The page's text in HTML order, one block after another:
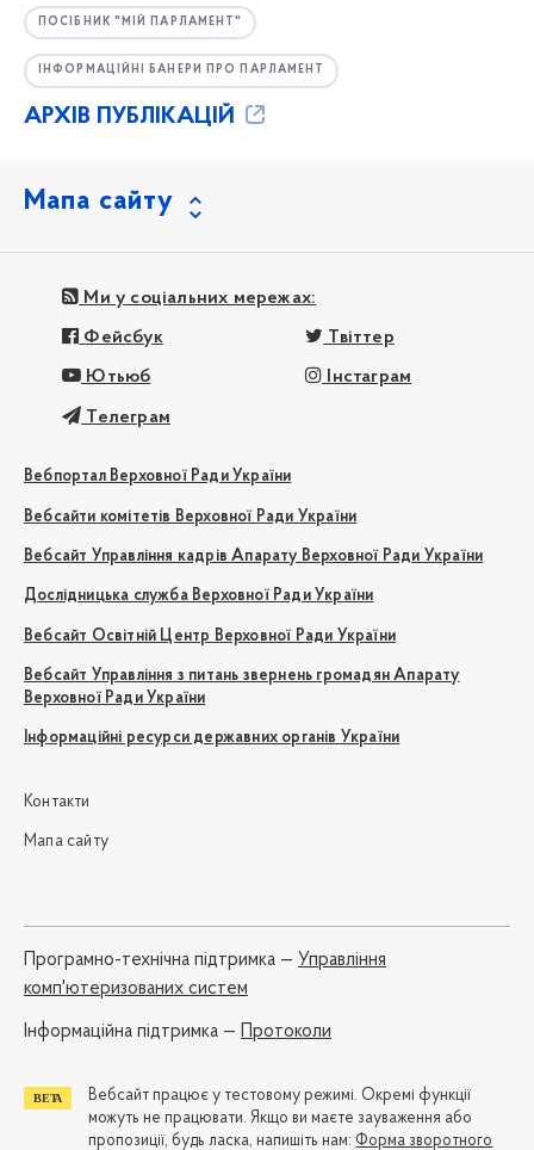
ПОСІБНИК "МІЙ ПАРЛАМЕНТ"
ІНФОРМАЦІЙНІ БАНЕРИ ПРО ПАРЛАМЕНТ
АРХІВ ПУБЛІКАЦІЙ
Мапа сайту
Ми у соціальних мережах:
Фейсбук Твіттер
Ютьюб Інстаграм
Телеграм
Вебпортал Верховної Ради України
Вебсайти комітетів Верховної Ради України
Вебсайт Управління кадрів Апарату Верховної Ради України
Дослідницька служба Верховної Ради України
Вебсайт Освітній Центр Верховної Ради України
Вебсайт Управління з питань звернень громадян Апарату
Верховної Ради України
Інформаційні ресурси державних органів України
Контакти
Мапа сайту
Програмно-технічна підтримка — Управління
комп'ютеризованих систем
Iнформаційна підтримка — Протоколи
Вебсайт працює у тестовому режимі. Окремі функції
можуть не працювати. Якщо ви маєте зауваження або
пропозиції, будь ласка, напишіть нам: Форма зворотного